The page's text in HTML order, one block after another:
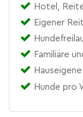
Hotel,
Eigener
Familiäre
Hunde pro